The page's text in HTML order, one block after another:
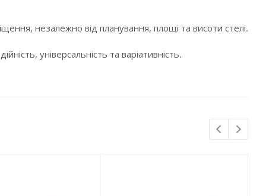
незалежно від планування, площі та висоти стелі.
універсальність та варіативність.